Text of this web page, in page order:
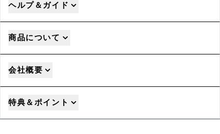
ヘルプ＆ガイド
商品について
会社概要
特典＆ポイント